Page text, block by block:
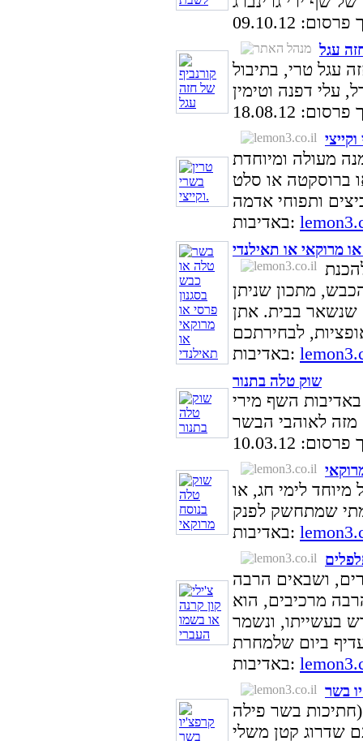
09.10.12
עגל
עגל טרי, בתיבול
18.08.12
מעולה ומיוחדת
ברוסקטה או סלט
באדיבות:
מרוקאי או תאילנדי
מתכון שניתן
שנשאר בבית. אתן
באדיבות:
שוק טלה בתנור
השף מירי
10.03.12
לימי חג, או
באדיבות:
ושבאים הרבה
מרכיבים, הוא
בעשייתו, ונשמר
באדיבות:
בשר
בשר פילה